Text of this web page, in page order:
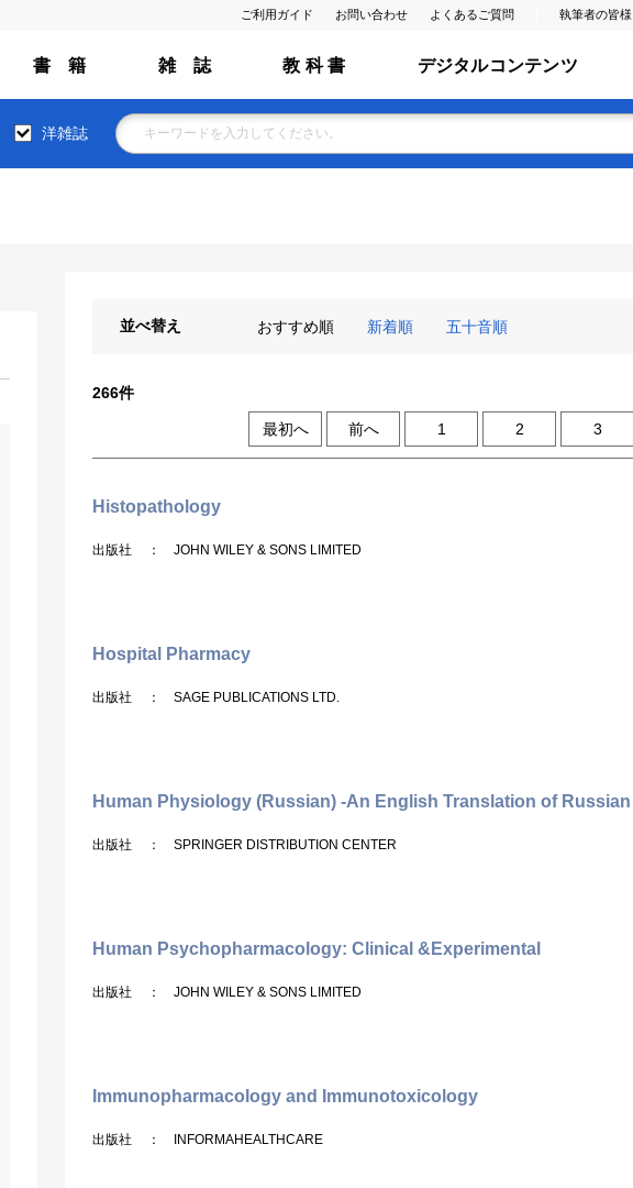
ご利用ガイド お問い合わせ よくあるご質問 執筆者の皆様
書 籍 雑 誌 教 科 書 デジタルコンテンツ
洋雑誌
並べ替え おすすめ順 新着順 五十音順
266件
最初へ 前へ 1 2 3
Histopathology
出版社 ： JOHN WILEY & SONS LIMITED
Hospital Pharmacy
出版社 ： SAGE PUBLICATIONS LTD.
Human Physiology (Russian) -An English Translation of Russian
出版社 ： SPRINGER DISTRIBUTION CENTER
Human Psychopharmacology: Clinical &Experimental
出版社 ： JOHN WILEY & SONS LIMITED
Immunopharmacology and Immunotoxicology
出版社 ： INFORMAHEALTHCARE